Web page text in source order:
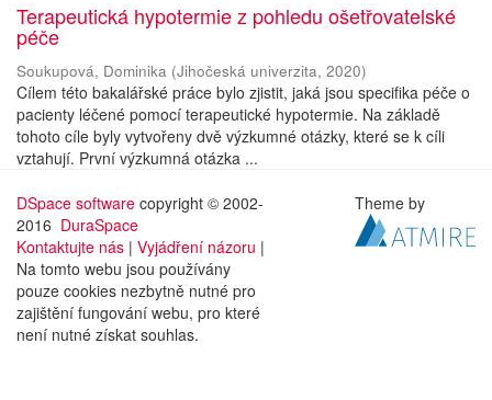
Terapeutická hypotermie z pohledu ošetřovatelské
péče
Soukupová, Dominika (Jihočeská univerzita, 2020)
Cílem této bakalářské práce bylo zjistit, jaká jsou specifika péče o
pacienty léčené pomocí terapeutické hypotermie. Na základě
tohoto cíle byly vytvořeny dvě výzkumné otázky, které se k cíli
vztahují. První výzkumná otázka ...
DSpace software copyright © 2002-
2016 DuraSpace
Kontaktujte nás | Vyjádření názoru |
Na tomto webu jsou používány
pouze cookies nezbytně nutné pro
zajištění fungování webu, pro které
není nutné získat souhlas.
Theme by